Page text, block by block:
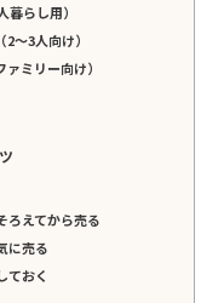
らし用）
〜3人向け）
ミリー向け）
ろえてから売る
に売る
ておく